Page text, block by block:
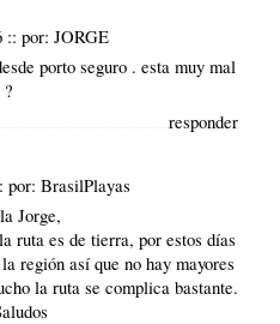
::por:JORGE
porto seguro . esta muy mal
?
responder
por:BrasilPlayas
Jorge,
ruta es de tierra, por estos días
región así que no hay mayores
la ruta se complica bastante.